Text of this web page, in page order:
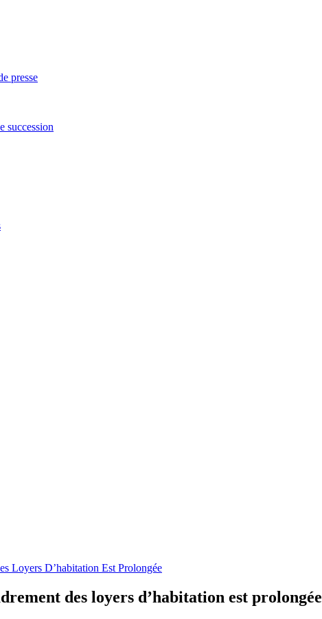
presse
succession
Loyers D’habitation Est Prolongée
des loyers d’habitation est prolongée